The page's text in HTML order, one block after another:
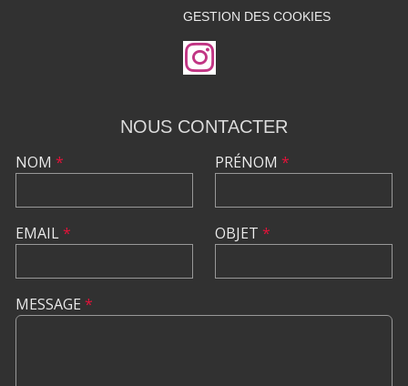
GESTION DES COOKIES
NOUS CONTACTER
NOM *
EMAIL*
PRÉNOM *
OBJET *
MESSAGE *